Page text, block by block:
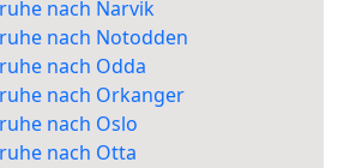
nach Narvik
nach Notodden
nach Odda
nach Orkanger
nach Oslo
nach Otta